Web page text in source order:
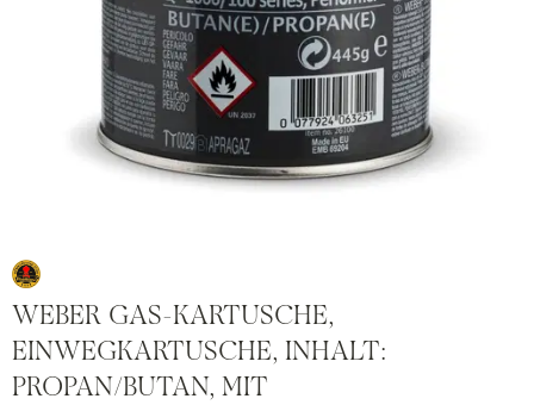
WEBER GAS-KARTUSCHE,
EINWEGKARTUSCHE, INHALT:
PROPAN/BUTAN, MIT